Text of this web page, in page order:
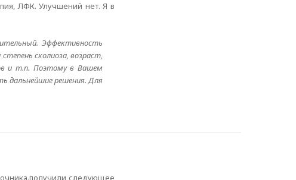
ЛФК. Улучшений нет. Я в
Эффективность
сколиоза, возраст,
и т.п. Поэтому в Вашем
дальнейшие решения. Для
следующее